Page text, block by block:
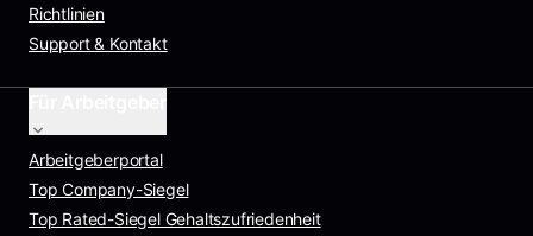
Richtlinien
Support & Kontakt
Arbeitgeberportal
Top Company-Siegel
Top Rated-Siegel Gehaltszufriedenheit